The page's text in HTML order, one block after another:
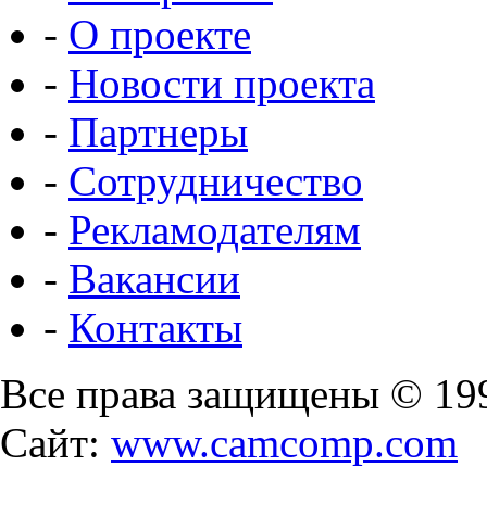
- О проекте
- Новости проекта
- Партнеры
- Сотрудничество
- Рекламодателям
- Вакансии
- Контакты
Все права защищены ©
Сайт: www.camcomp.com